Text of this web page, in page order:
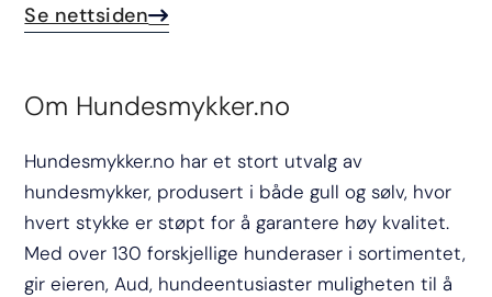
Se nettsiden
Om Hundesmykker.no
Hundesmykker.no har et stort utvalg av
hundesmykker, produsert i både gull og sølv, hvor
hvert stykke er støpt for å garantere høy kvalitet.
Med over 130 forskjellige hunderaser i sortimentet,
gir eieren, Aud, hundeentusiaster muligheten til å